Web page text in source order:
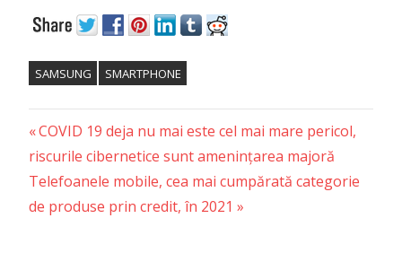
SAMSUNG SMARTPHONE
Post
navigation
Previous
Post:
COVID 19 deja nu mai este cel mai mare pericol,
riscurile cibernetice sunt amenințarea majoră
Next
Post:
Telefoanele mobile, cea mai cumpărată categorie
de produse prin credit, în 2021